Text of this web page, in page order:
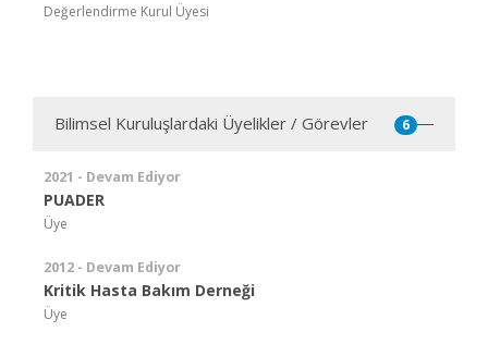
Değerlendirme Kurul Üyesi
Bilimsel Kuruluşlardaki Üyelikler / Görevler 6
2021 - Devam Ediyor
PUADER
Üye
2012 - Devam Ediyor
Kritik Hasta Bakım Derneği
Üye